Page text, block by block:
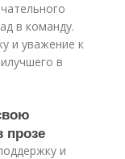
в команду.
и уважение к
в
прозе
и